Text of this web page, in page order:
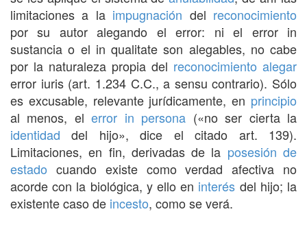
limitaciones a la impugnación del reconocimiento
por su autor alegando el error: ni el error in
sustancia o el in qualitate son alegables, no cabe
por la naturaleza propia del reconocimiento alegar
error iuris (art. 1.234 C.C., a sensu contrario). Sólo
es excusable, relevante jurídicamente, en principio
al menos, elerror in persona («no ser cierta la
identidad del hijo», dice el citado art. 139).
Limitaciones, en fin, derivadas de la posesión de
estado cuando existe como verdad afectiva no
acorde con la biológica, y ello en interés del hijo; la
existente caso de incesto, como se verá.